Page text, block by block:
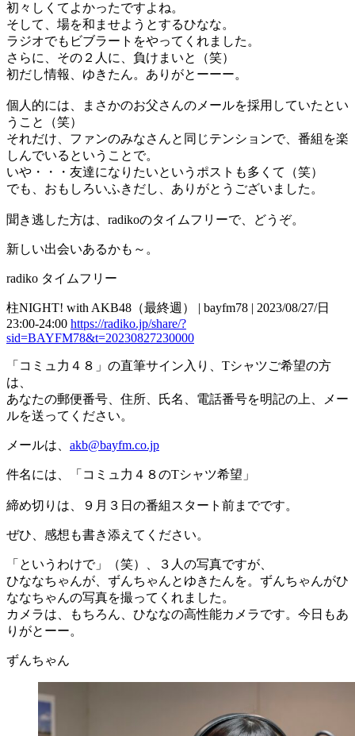
初々しくてよかったですよね。
そして、場を和ませようとするひなな。
ラジオでもビブラートをやってくれました。
さらに、その２人に、負けまいと（笑）
初だし情報、ゆきたん。ありがとーーー。
個人的には、まさかのお父さんのメールを採用していたとい
うこと（笑）
それだけ、ファンのみなさんと同じテンションで、番組を楽
しんでいるということで。
いや・・・友達になりたいというポストも多くて（笑）
でも、おもしろいふきだし、ありがとうございました。
聞き逃した方は、radikoのタイムフリーで、どうぞ。
新しい出会いあるかも～。
radiko タイムフリー
柱NIGHT! with AKB48（最終週） | bayfm78 | 2023/08/27/日
23:00-24:00 https://radiko.jp/share/?
sid=BAYFM78&t=20230827230000
「コミュ力４８」の直筆サイン入り、Tシャツご希望の方
は、
あなたの郵便番号、住所、氏名、電話番号を明記の上、メー
ルを送ってください。
メールは、 akb@bayfm.co.jp
件名には、「コミュ力４８のTシャツ希望」
締め切りは、９月３日の番組スタート前までです。
ぜひ、感想も書き添えてください。
「というわけで」（笑）、３人の写真ですが、
ひななちゃんが、ずんちゃんとゆきたんを。ずんちゃんがひ
ななちゃんの写真を撮ってくれました。
カメラは、もちろん、ひななの高性能カメラです。今日もあ
りがとーー。
ずんちゃん